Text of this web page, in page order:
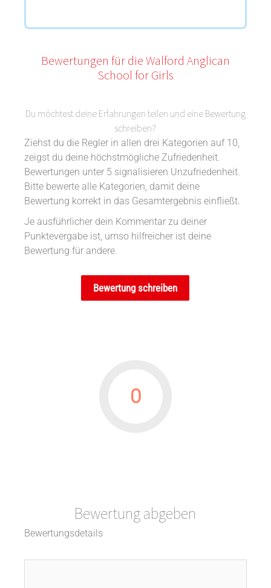
Bewertungen für die Walford Anglican
School for Girls
Du möchtest deine Erfahrungen teilen und eine Bewertung
schreiben?
Ziehst du die Regler in allen drei Kategorien auf 10,
zeigst du deine höchstmögliche Zufriedenheit.
Bewertungen unter 5 signalisieren Unzufriedenheit.
Bitte bewerte alle Kategorien, damit deine
Bewertung korrekt in das Gesamtergebnis einfließt.
Je ausführlicher dein Kommentar zu deiner
Punktevergabe ist, umso hilfreicher ist deine
Bewertung für andere.
Bewertung schreiben
0
Bewertung abgeben
Bewertungsdetails